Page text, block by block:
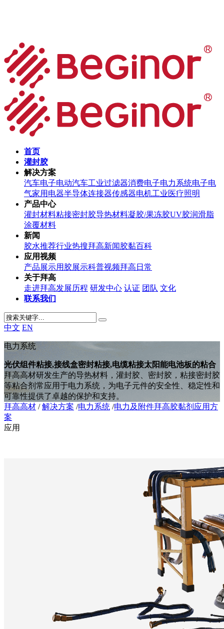
首页
灌封胶
解决方案
汽车电子电动汽车工业过滤器消费电子电力系统电子电
气家用电器半导体连接器传感器电机工业医疗照明
产品中心
灌封材料粘接密封胶导热材料凝胶/果冻胶UV胶润滑脂
涂覆材料
新闻
胶水推荐行业热搜拜高新闻胶黏百科
应用视频
产品展示用胶展示科普视频拜高日常
关于拜高
走进拜高发展历程 研发中心 认证 团队 文化
联系我们
中文 EN
电力系统
光伏组件粘接,接线盒密封粘接,电缆粘接太阳能电池板的粘合
拜高高材研发生产的导热材料，灌封胶、密封胶，粘接密封胶
等粘合剂常应用于电力系统，为电子元件的安全性、稳定性和
可靠性提供了卓越的保护和支持。
拜高高材 / 解决方案 /电力系统 /电力及附件拜高胶黏剂应用方
案
应用